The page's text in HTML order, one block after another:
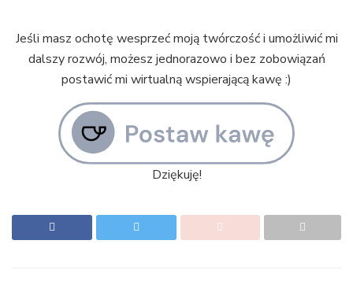
Jeśli masz ochotę wesprzeć moją twórczość i umożliwić mi
dalszy rozwój, możesz jednorazowo i bez zobowiązań
postawić mi wirtualną wspierającą kawę :)
Dziękuję!